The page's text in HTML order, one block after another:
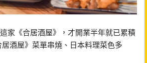
家《合居酒屋》，才開業半年就已累積
酒屋》菜單串燒、日本料理菜色多